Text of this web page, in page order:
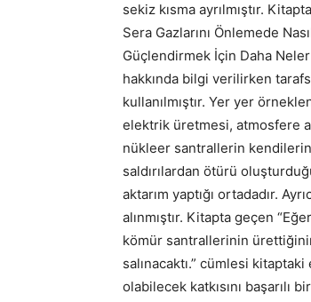
sekiz kısma ayrılmıştır.
Sera Gazlarını Önlemede
Güçlendirmek İçin Daha
hakkında bilgi verilirken
kullanılmıştır. Yer yer
elektrik üretmesi, atmosfere
nükleer santrallerin
saldırılardan ötürü
aktarım yaptığı ortadadır.
alınmıştır. Kitapta geçen
kömür santrallerinin
salınacaktı.” cümlesi
olabilecek katkısını başarılı